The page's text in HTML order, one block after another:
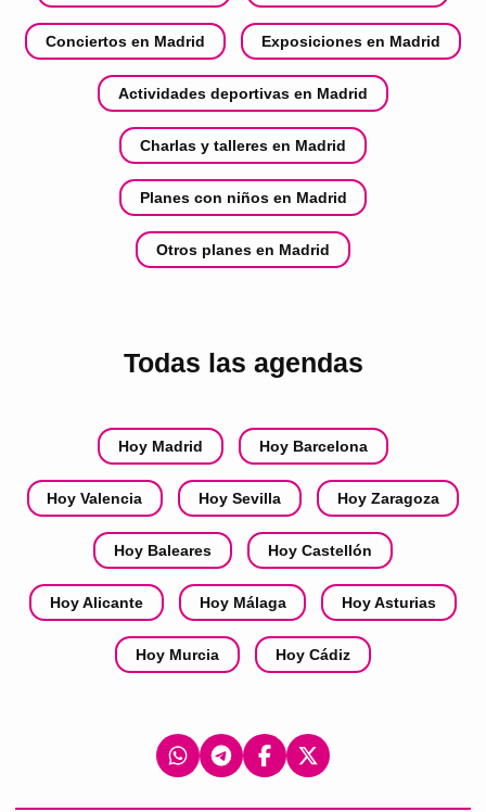
Conciertos en Madrid Exposiciones en Madrid
Actividades deportivas en Madrid
Charlas y talleres en Madrid
Planes con niños en Madrid
Otros planes en Madrid
Todas las agendas
Hoy Madrid Hoy Barcelona
Hoy Valencia Hoy Sevilla Hoy Zaragoza
Hoy Baleares Hoy Castellón
Hoy Alicante Hoy Málaga Hoy Asturias
Hoy Murcia Hoy Cádiz